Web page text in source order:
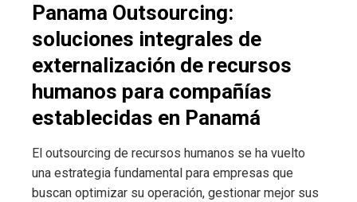
Panama Outsourcing:
soluciones integrales de
externalización de recursos
humanos para compañías
establecidas en Panamá
El outsourcing de recursos humanos se ha vuelto
una estrategia fundamental para empresas que
buscan optimizar su operación, gestionar mejor sus